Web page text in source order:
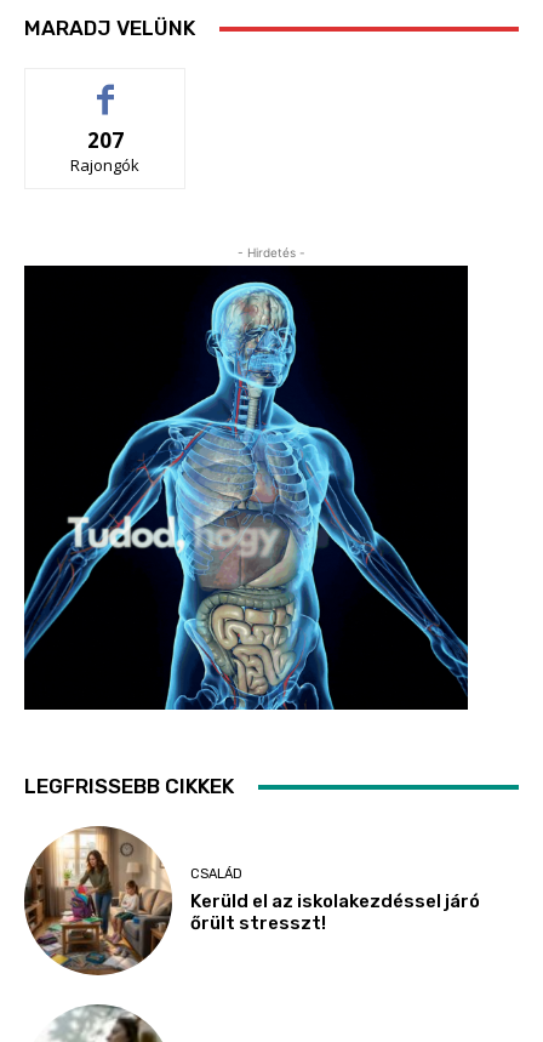
MARADJ VELÜNK
207
Rajongók
- Hirdetés -
LEGFRISSEBB CIKKEK
CSALÁD
Kerüld el az iskolakezdéssel járó
őrült stresszt!